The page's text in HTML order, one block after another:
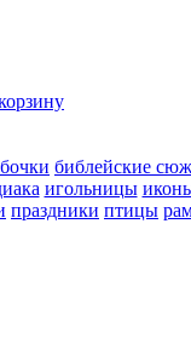
библейские
игольницы
праздники птицы